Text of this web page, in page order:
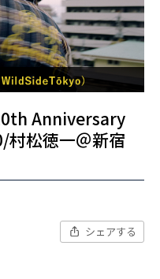
Anniversary
村松徳一＠新宿
シェアする